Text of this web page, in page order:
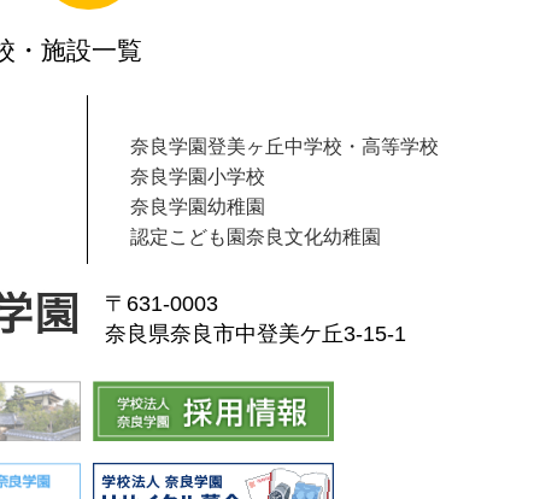
・施設一覧
奈良学園登美ヶ丘中学校・高等学校
奈良学園小学校
奈良学園幼稚園
認定こども園奈良文化幼稚園
〒631-0003
奈良県奈良市中登美ケ丘3-15-1